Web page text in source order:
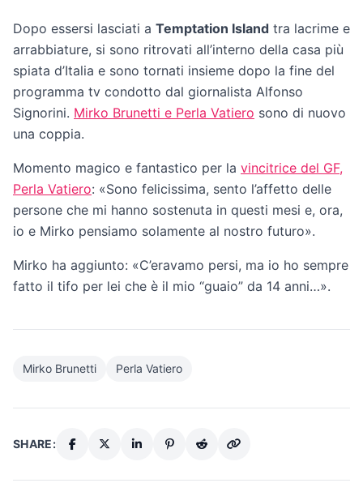
Dopo essersi lasciati a Temptation Island tra lacrime e
arrabbiature, si sono ritrovati all’interno della casa più
spiata d’Italia e sono tornati insieme dopo la fine del
programma tv condotto dal giornalista Alfonso
Signorini. Mirko Brunetti e Perla Vatiero sono di nuovo
una coppia.
Momento magico e fantastico per la vincitrice del GF,
Perla Vatiero: «Sono felicissima, sento l’affetto delle
persone che mi hanno sostenuta in questi mesi e, ora,
io e Mirko pensiamo solamente al nostro futuro».
Mirko ha aggiunto: «C’eravamo persi, ma io ho sempre
fatto il tifo per lei che è il mio “guaio” da 14 anni…».
Mirko Brunetti Perla Vatiero
SHARE: